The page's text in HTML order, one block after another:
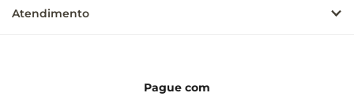
Atendimento
Pague com